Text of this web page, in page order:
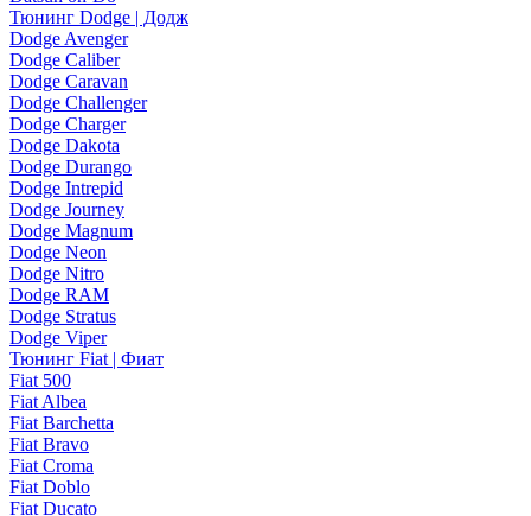
Тюнинг Dodge | Додж
Dodge Avenger
Dodge Caliber
Dodge Caravan
Dodge Challenger
Dodge Charger
Dodge Dakota
Dodge Durango
Dodge Intrepid
Dodge Journey
Dodge Magnum
Dodge Neon
Dodge Nitro
Dodge RAM
Dodge Stratus
Dodge Viper
Тюнинг Fiat | Фиат
Fiat 500
Fiat Albea
Fiat Barchetta
Fiat Bravo
Fiat Croma
Fiat Doblo
Fiat Ducato